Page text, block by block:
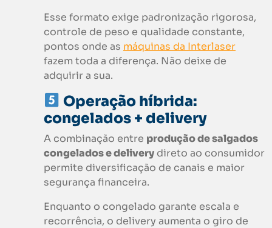
Esse formato exige padronização rigorosa,
controle de peso e qualidade constante,
pontos onde as máquinas da Interlaser
fazem toda a diferença. Não deixe de
adquirir a sua.
Operação híbrida:
congelados + delivery
A combinação entre produção de salgados
congelados e delivery direto ao consumidor
permite diversificação de canais e maior
segurança financeira.
Enquanto o congelado garante escala e
recorrência, o delivery aumenta o giro de